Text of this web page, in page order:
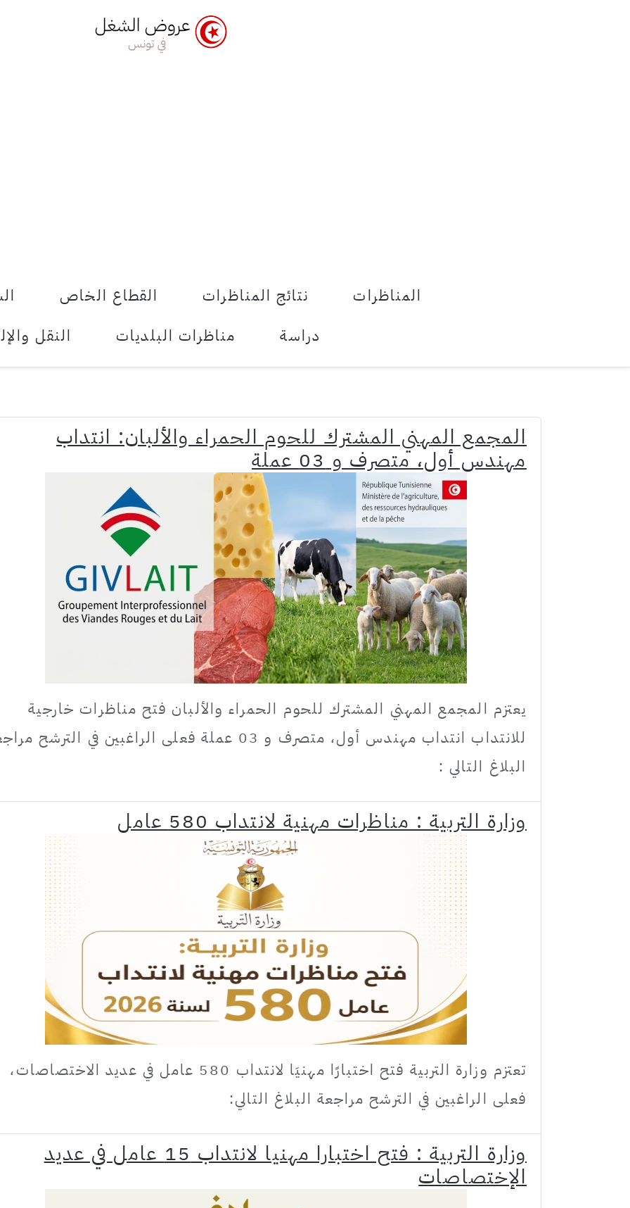
المناظرات نتائج المناظرات القطاع الخاص
دراسة
مناظرات البلديات النقل
المجمع المهني المشترك للحوم الحمراء والألبان: انتداب
مهندس أول، متصرف و 03 عملة
يعتزم المجمع المهني المشترك للحوم الحمراء والألبان فتح مناظرات خارجية
للانتداب انتداب مهندس أول، متصرف و 03 عملة فعلى الراغبين في الترشح
البلاغ التالي :
وزارة التربية : مناظرات مهنية لانتداب 580 عامل
تعتزم وزارة التربية فتح اختبارًا مهنيَا لانتداب 580 عامل في عديد الاختصاصات،
فعلى الراغبين في الترشح مراجعة البلاغ التالي:
وزارة التربية : فتح اختبارا مهنيا لانتداب 15 عامل في عديد
الإختصاصات